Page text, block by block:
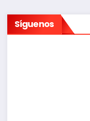
Síguenos